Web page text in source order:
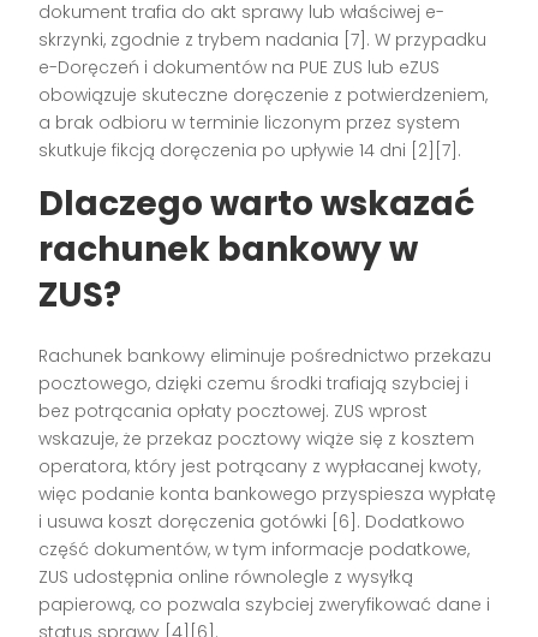
dokument trafia do akt sprawy lub właściwej e-
skrzynki, zgodnie z trybem nadania [7]. W przypadku
e-Doręczeń i dokumentów na PUE ZUS lub eZUS
obowiązuje skuteczne doręczenie z potwierdzeniem,
a brak odbioru w terminie liczonym przez system
skutkuje fikcją doręczenia po upływie 14 dni [2][7].
Dlaczego warto wskazać
rachunek bankowy w
ZUS?
Rachunek bankowy eliminuje pośrednictwo przekazu
pocztowego, dzięki czemu środki trafiają szybciej i
bez potrącania opłaty pocztowej. ZUS wprost
wskazuje, że przekaz pocztowy wiąże się z kosztem
operatora, który jest potrącany z wypłacanej kwoty,
więc podanie konta bankowego przyspiesza wypłatę
i usuwa koszt doręczenia gotówki [6]. Dodatkowo
część dokumentów, w tym informacje podatkowe,
ZUS udostępnia online równolegle z wysyłką
papierową, co pozwala szybciej zweryfikować dane i
status sprawy [4][6].